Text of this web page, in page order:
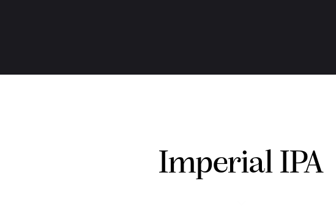
Imperial IPA